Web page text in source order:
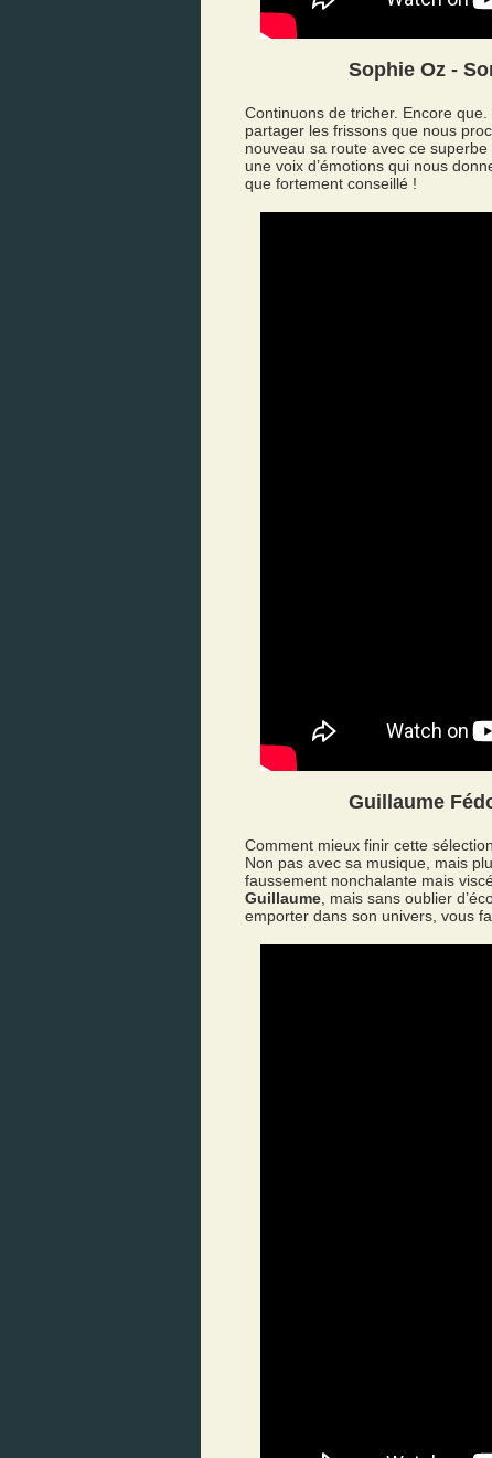
Sophie Oz -
Continuons de tricher. Encore
partager les frissons que nous
nouveau sa route avec ce
une voix d’émotions qui nous
que fortement conseillé !
Guillaume
Comment mieux finir cette
Non pas avec sa musique, mais
faussement nonchalante mais
Guillaume , mais sans oublier
emporter dans son univers, vous